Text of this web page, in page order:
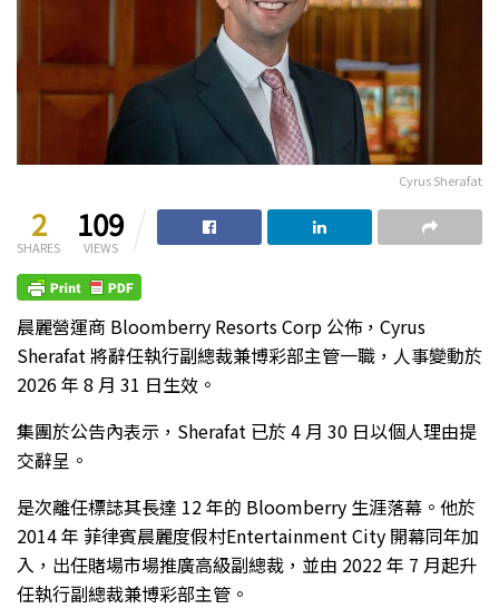
Cyrus Sherafat
2
SHARES
109
VIEWS
晨麗營運商 Bloomberry Resorts Corp 公佈，Cyrus
Sherafat 將辭任執行副總裁兼博彩部主管一職，人事變動於
2026 年 8 月 31 日生效。
集團於公告內表示，Sherafat 已於 4 月 30 日以個人理由提
交辭呈。
是次離任標誌其長達 12 年的 Bloomberry 生涯落幕。他於
2014 年 菲律賓晨麗度假村Entertainment City 開幕同年加
入，出任賭場市場推廣高級副總裁，並由 2022 年 7 月起升
任執行副總裁兼博彩部主管。